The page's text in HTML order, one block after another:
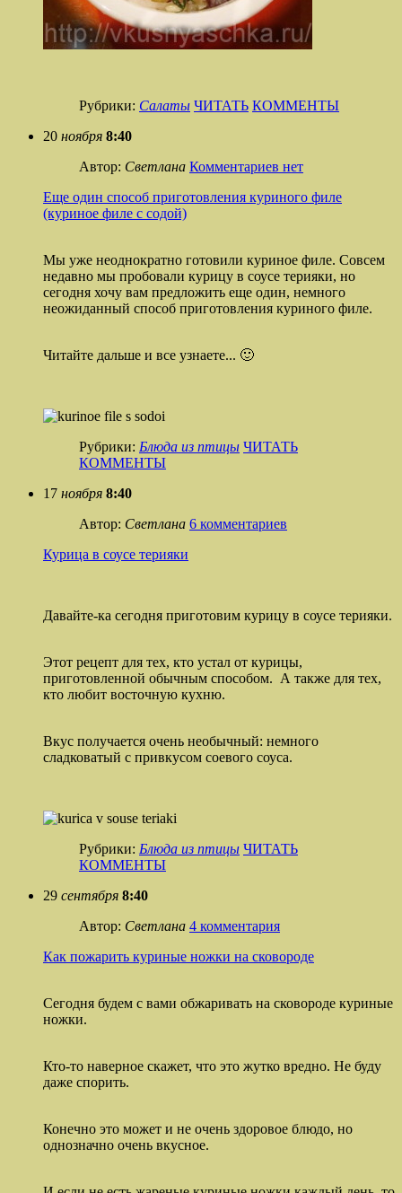
Рубрики: Салаты ЧИТАТЬ КОММЕНТЫ
20 ноября 8:40
Автор: Светлана Комментариев нет
Еще один способ приготовления куриного филе
(куриное филе с содой)
Мы уже неоднократно готовили куриное филе. Совсем
недавно мы пробовали курицу в соусе терияки, но
сегодня хочу вам предложить еще один, немного
неожиданный способ приготовления куриного филе.
Читайте дальше и все узнаете... 🙂
Рубрики: Блюда из птицы ЧИТАТЬ
КОММЕНТЫ
17 ноября 8:40
Автор: Светлана 6 комментариев
Курица в соусе терияки
Давайте-ка сегодня приготовим курицу в соусе терияки.
Этот рецепт для тех, кто устал от курицы,
приготовленной обычным способом. А также для тех,
кто любит восточную кухню.
Вкус получается очень необычный: немного
сладковатый с привкусом соевого соуса.
Рубрики: Блюда из птицы ЧИТАТЬ
КОММЕНТЫ
29 сентября 8:40
Автор: Светлана 4 комментария
Как пожарить куриные ножки на сковороде
Сегодня будем с вами обжаривать на сковороде куриные
ножки.
Кто-то наверное скажет, что это жутко вредно. Не буду
даже спорить.
Конечно это может и не очень здоровое блюдо, но
однозначно очень вкусное.